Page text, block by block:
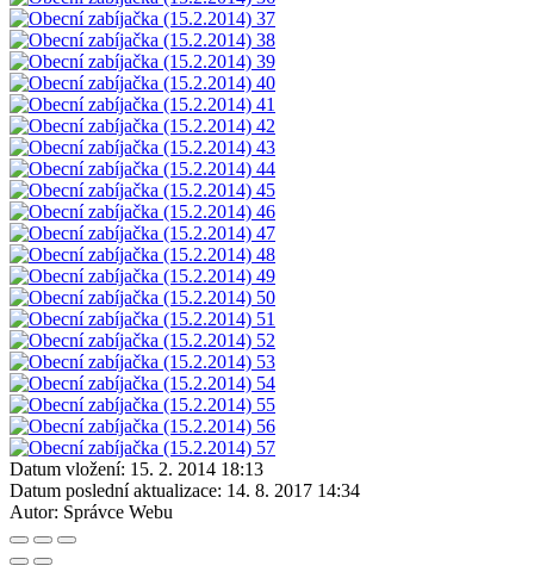
Datum vložení: 15. 2. 2014 18:13
Datum poslední aktualizace: 14. 8. 2017 14:34
Autor: Správce Webu